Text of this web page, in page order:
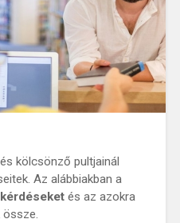
kölcsönző pultjainál
Az alábbiakban a
és az azokra